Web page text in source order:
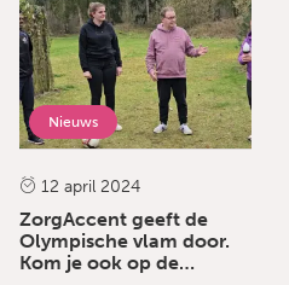
Nieuws
12 april 2024
ZorgAccent geeft de
Olympische vlam door.
Kom je ook op de